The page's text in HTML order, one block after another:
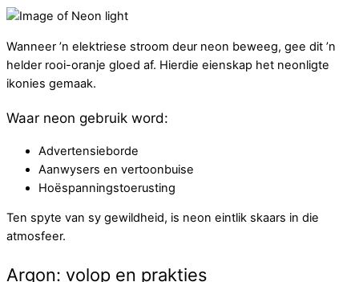
Wanneer ’n elektriese stroom deur neon beweeg, gee dit ’n
helder rooi-oranje gloed af. Hierdie eienskap het neonligte
ikonies gemaak.
Waar neon gebruik word:
Advertensieborde
Aanwysers en vertoonbuise
Hoëspanningstoerusting
Ten spyte van sy gewildheid, is neon eintlik skaars in die
atmosfeer.
Argon: volop en prakties